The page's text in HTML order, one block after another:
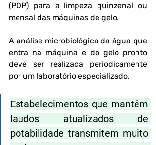
(POP) para a limpeza quinzenal ou
mensal das máquinas de gelo.
A análise microbiológica da água que
entra na máquina e do gelo pronto
deve ser realizada periodicamente
por um laboratório especializado.
Estabelecimentos que mantêm
laudos atualizados de
potabilidade transmitem muito